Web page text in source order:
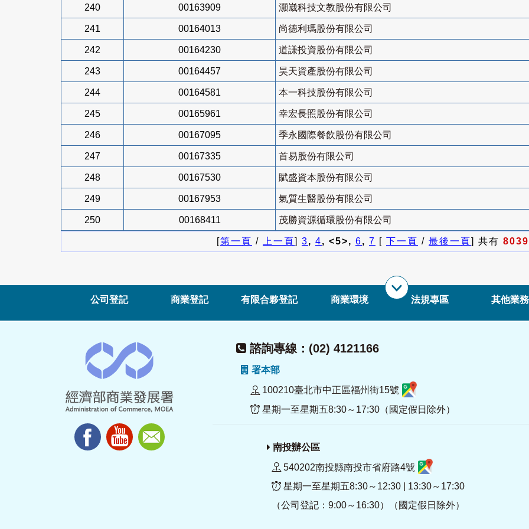
240 00163909 灝崴科技文教股份有限公司
241 00164013 尚德利瑪股份有限公司
242 00164230 道謙投資股份有限公司
243 00164457 昊天資產股份有限公司
244 00164581 本一科技股份有限公司
245 00165961 幸宏長照股份有限公司
246 00167095 季永國際餐飲股份有限公司
247 00167335 首易股份有限公司
248 00167530 賦盛資本股份有限公司
249 00167953 氣質生醫股份有限公司
250 00168411 茂勝資源循環股份有限公司
[第一頁 / 上一頁] 3, 4, <5>, 6, 7 [ 下一頁 / 最後一頁] 共有 8039
公司登記 商業登記 有限合夥登記 商業環境 法規專區 其他業務
諮詢專線：(02) 4121166
署本部
100210臺北市中正區福州街15號
星期一至星期五8:30～17:30（國定假日除外）
南投辦公區
540202南投縣南投市省府路4號
星期一至星期五8:30～12:30 | 13:30～17:30
（公司登記：9:00～16:30）（國定假日除外）